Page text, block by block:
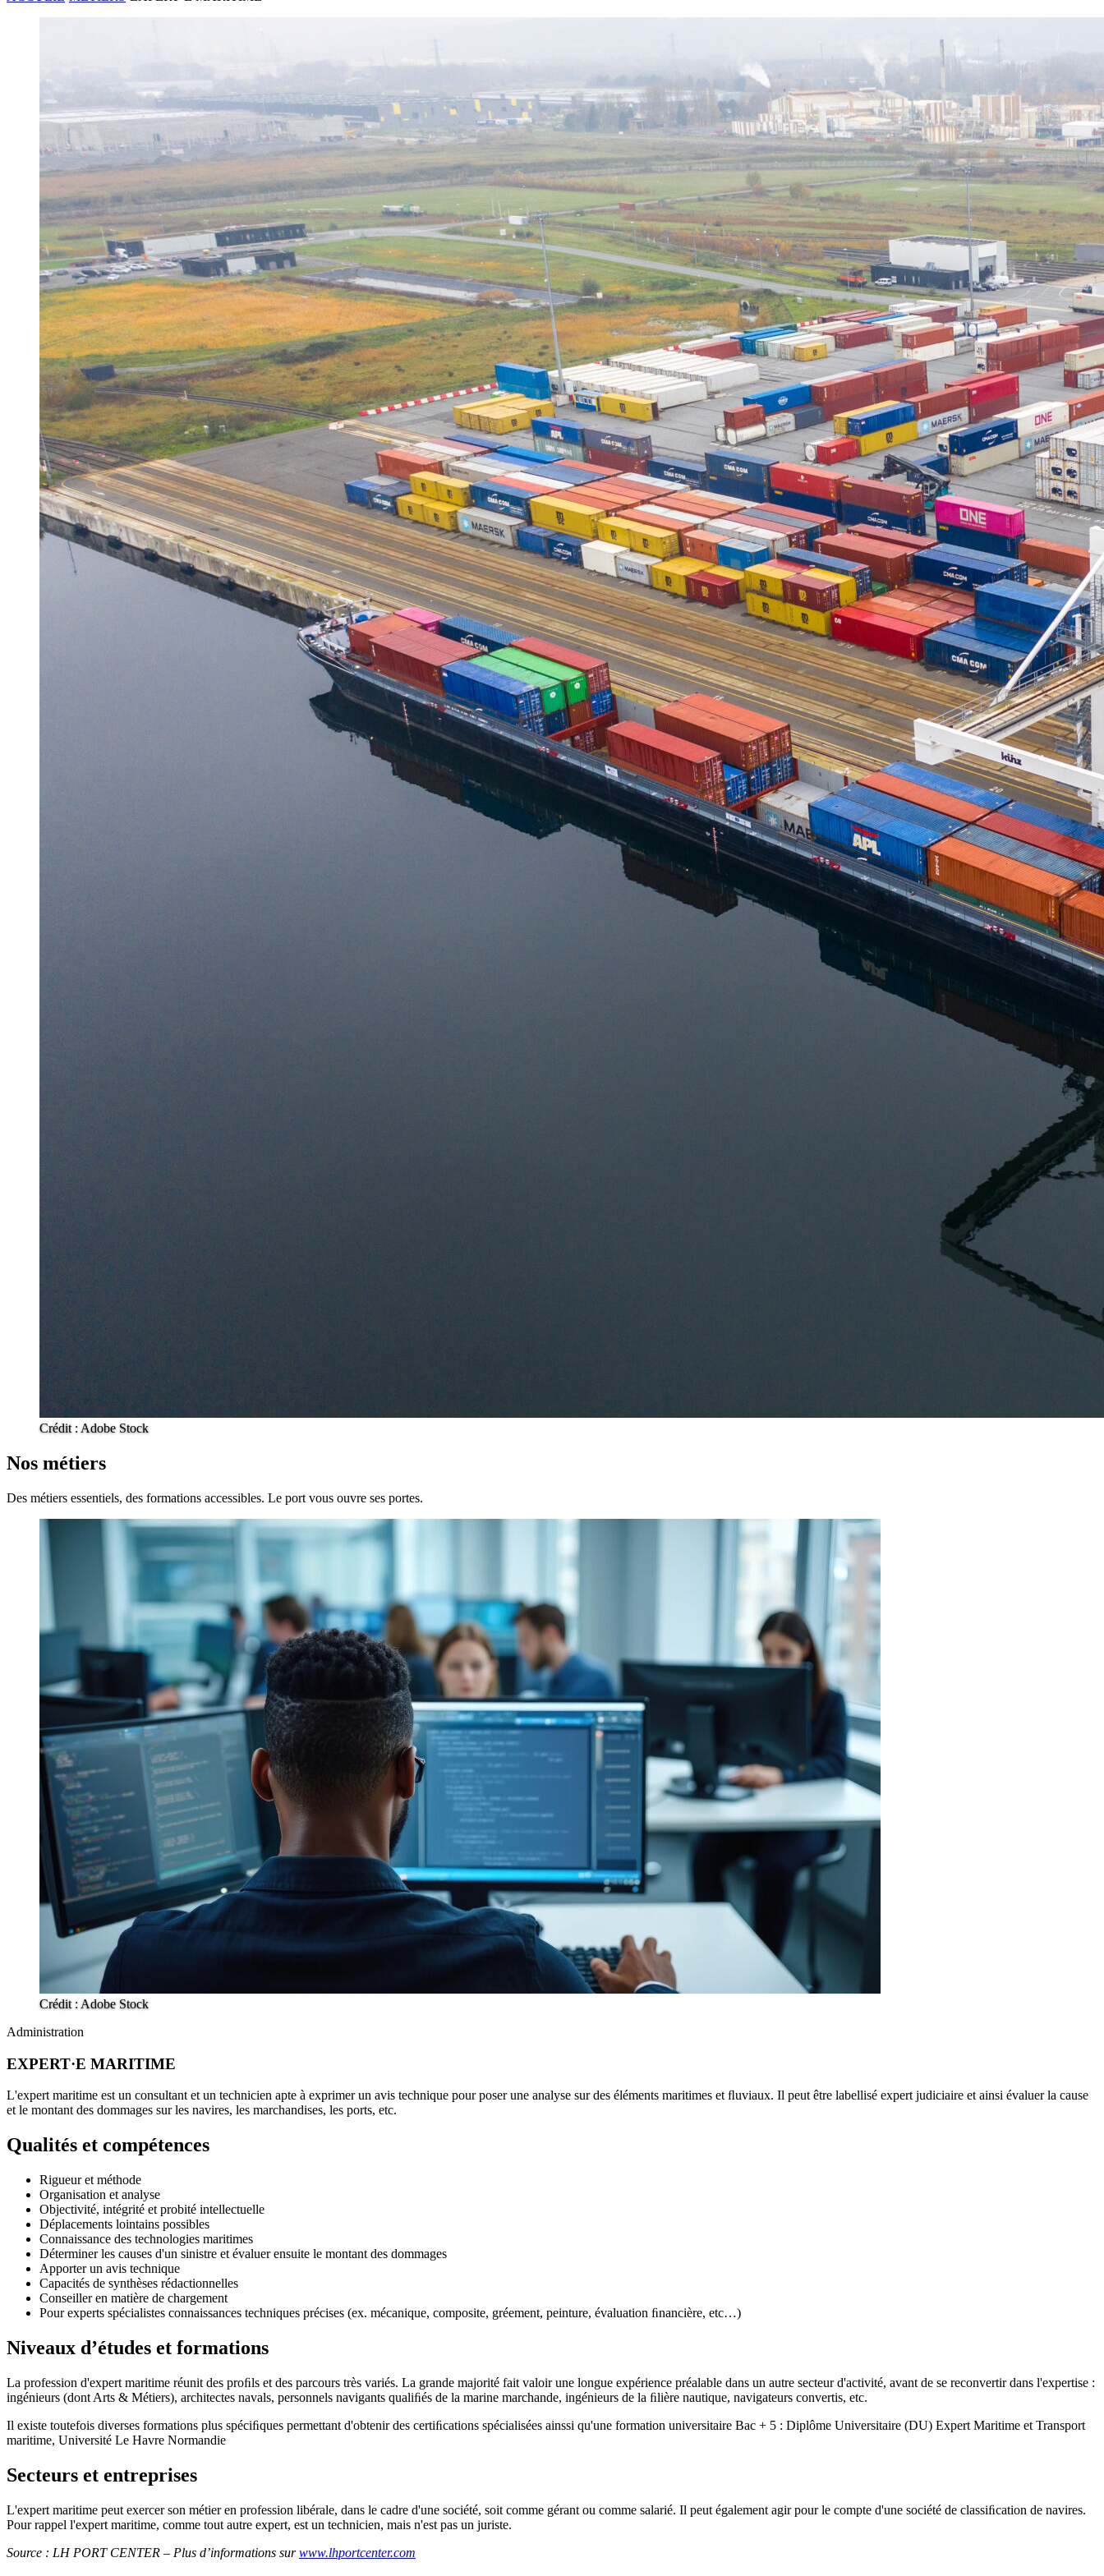
Crédit : Adobe Stock
Nos métiers
Des métiers essentiels, des formations accessibles. Le port vous ouvre ses portes.
Crédit : Adobe Stock
Administration
EXPERT·E MARITIME
L'expert maritime est un consultant et un technicien apte à exprimer un avis technique pour poser une analyse sur des éléments maritimes et ﬂuviaux. Il peut être labellisé expert judiciaire et ainsi évaluer la cause
et le montant des dommages sur les navires, les marchandises, les ports, etc.
Qualités et compétences
Rigueur et méthode
Organisation et analyse
Objectivité, intégrité et probité intellectuelle
Déplacements lointains possibles
Connaissance des technologies maritimes
Déterminer les causes d'un sinistre et évaluer ensuite le montant des dommages
Apporter un avis technique
Capacités de synthèses rédactionnelles
Conseiller en matière de chargement
Pour experts spécialistes connaissances techniques précises (ex. mécanique, composite, gréement, peinture, évaluation ﬁnancière, etc…)
Niveaux d’études et formations
La profession d'expert maritime réunit des proﬁls et des parcours très variés. La grande majorité fait valoir une longue expérience préalable dans un autre secteur d'activité, avant de se reconvertir dans l'expertise :
ingénieurs (dont Arts & Métiers), architectes navals, personnels navigants qualiﬁés de la marine marchande, ingénieurs de la ﬁlière nautique, navigateurs convertis, etc.
Il existe toutefois diverses formations plus spéciﬁques permettant d'obtenir des certiﬁcations spécialisées ainssi qu'une formation universitaire Bac + 5 : Diplôme Universitaire (DU) Expert Maritime et Transport
maritime, Université Le Havre Normandie
Secteurs et entreprises
L'expert maritime peut exercer son métier en profession libérale, dans le cadre d'une société, soit comme gérant ou comme salarié. Il peut également agir pour le compte d'une société de classiﬁcation de navires.
Pour rappel l'expert maritime, comme tout autre expert, est un technicien, mais n'est pas un juriste.
Source : LH PORT CENTER – Plus d’informations surwww.lhportcenter.com